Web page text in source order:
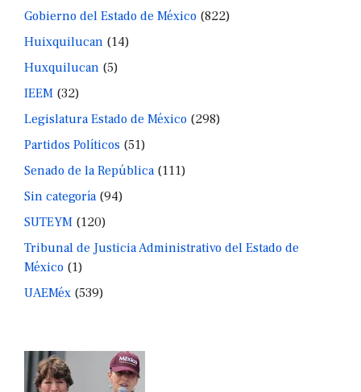
Gobierno del Estado de México (822)
Huixquilucan (14)
Huxquilucan (5)
IEEM (32)
Legislatura Estado de México (298)
Partidos Políticos (51)
Senado de la República(111)
Sin categoría(94)
SUTEYM (120)
Tribunal de Justicia Administrativo del Estado de
México (1)
UAEMéx (539)